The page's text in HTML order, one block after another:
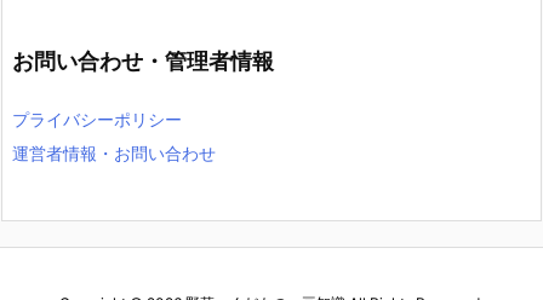
お問い合わせ・管理者情報
プライバシーポリシー
運営者情報・お問い合わせ